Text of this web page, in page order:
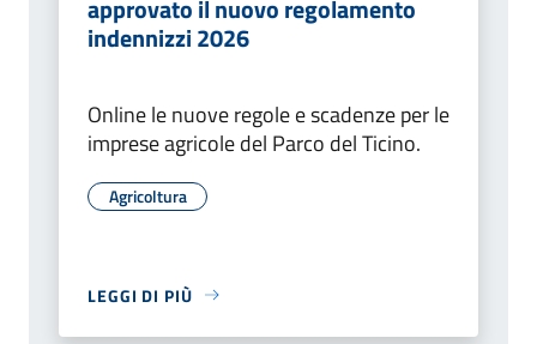
approvato il nuovo regolamento
indennizzi 2026
Online le nuove regole e scadenze per le
imprese agricole del Parco del Ticino.
Agricoltura
LEGGI DI PIÙ